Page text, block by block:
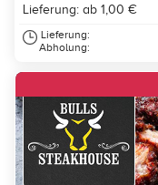
Lieferung: ab 1,00 €
Lieferung:
Abholung: